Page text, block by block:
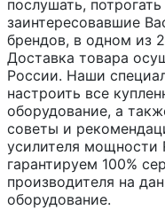
послушать,
заинтересовавшие
брендов, в одном из
Доставка товара
России. Наши
настроить все
оборудование, а
советы и
усилителя мощности
гарантируем 100%
производителя на
оборудование.